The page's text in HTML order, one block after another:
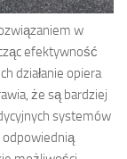
w
efektywność
działanie opiera
że są bardziej
systemów
odpowiednią